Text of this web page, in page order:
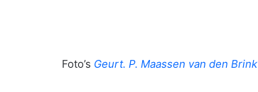
Foto’s Geurt. P. Maassen van den Brink